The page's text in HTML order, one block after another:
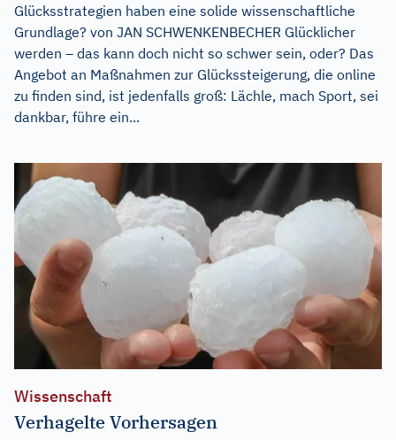
Glücksstrategien haben eine solide wissenschaftliche
Grundlage? von JAN SCHWENKENBECHER Glücklicher
werden – das kann doch nicht so schwer sein, oder? Das
Angebot an Maßnahmen zur Glückssteigerung, die online
zu finden sind, ist jedenfalls groß: Lächle, mach Sport, sei
dankbar, führe ein...
Wissenschaft
Verhagelte Vorhersagen